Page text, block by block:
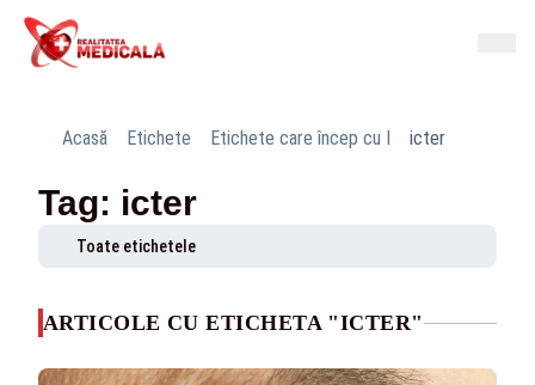
Acasă Etichete Etichete care încep cu I icter
Tag: icter
Toate etichetele
ARTICOLE CU ETICHETA "ICTER"